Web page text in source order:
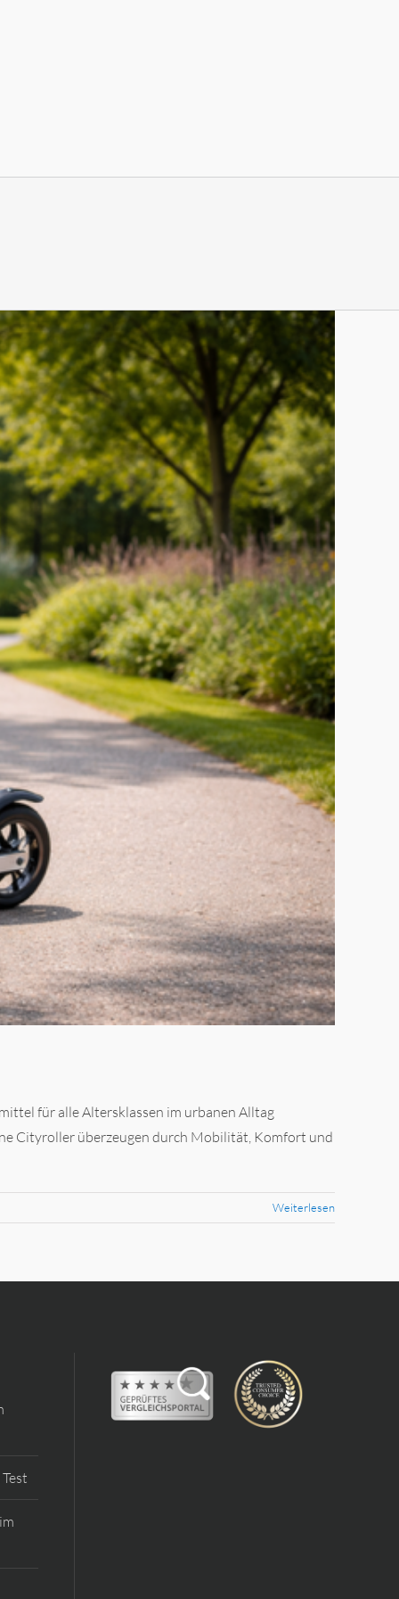
für alle Altersklassen im urbanen Alltag
Cityroller überzeugen durch Mobilität, Komfort und
Weiterlesen